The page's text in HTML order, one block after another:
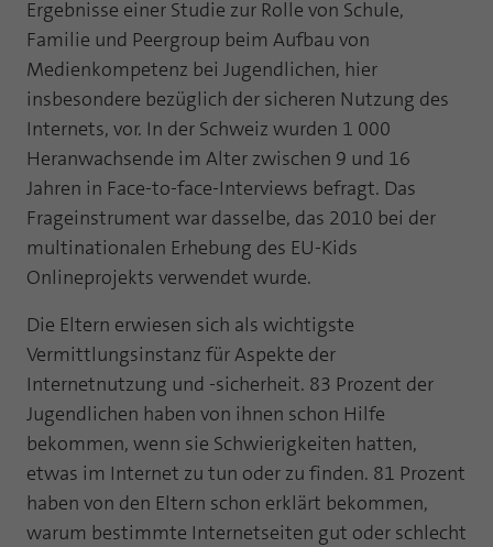
Ergebnisse einer Studie zur Rolle von Schule,
Familie und Peergroup beim Aufbau von
Medienkompetenz bei Jugendlichen, hier
insbesondere bezüglich der sicheren Nutzung des
Internets, vor. In der Schweiz wurden 1 000
Heranwachsende im Alter zwischen 9 und 16
Jahren in Face-to-face-Interviews befragt. Das
Frageinstrument war dasselbe, das 2010 bei der
multinationalen Erhebung des EU-Kids
Onlineprojekts verwendet wurde.
Die Eltern erwiesen sich als wichtigste
Vermittlungsinstanz für Aspekte der
Internetnutzung und -sicherheit. 83 Prozent der
Jugendlichen haben von ihnen schon Hilfe
bekommen, wenn sie Schwierigkeiten hatten,
etwas im Internet zu tun oder zu finden. 81 Prozent
haben von den Eltern schon erklärt bekommen,
warum bestimmte Internetseiten gut oder schlecht
Name fe_typo_user
Anbieter TYPO3
Zweck
Dieses Cookie ist ein Standard-Session-
Cookie von TYPO3. Es speichert im Falle
eines Benutzer-Logins die Session ID
mithilfe derer der eingeloggte User
wiedererkannt wird, um ihm Zugang zu
geschützten Bereichen zu gewähren.
Name PHPSESSID
Laufzeit Ende der Sitzung
Zweck PHPs Standard Sitzungs Identifikation
Cookie-Informationen anzeigen
Statistik und Performance mit AT INTERNET
CROSS-DEVICE ANALYTICS LÖSUNG
Name atidvisitor
Anbieter AT INTERNET
Laufzeit 1 Jahr
Zweck
Cookie von AT INTERNET zur Steuerung der
erweiterten Script- und Ereignisbehandlung
Name atuserid
Anbieter AT INTERNET
Laufzeit 1 Jahr
Cookie-Informationen anzeigen